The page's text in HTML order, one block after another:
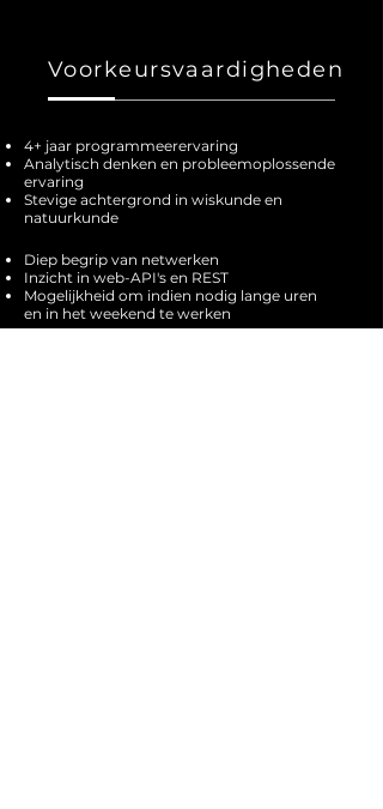
Voorkeursvaardigheden
4+ jaar programmeerervaring
Analytisch denken en probleemoplossende
ervaring
Stevige achtergrond in wiskunde en
natuurkunde
Diep begrip van netwerken
Inzicht in web-API's en REST
Mogelijkheid om indien nodig lange uren
en in het weekend te werken